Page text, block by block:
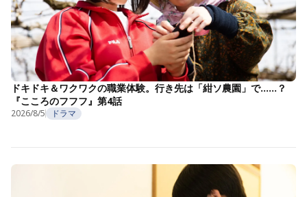
ドキドキ＆ワクワクの職業体験。行き先は「紺ソ農園」で……？
『こころのフフフ』第4話
2026/8/5 ドラマ